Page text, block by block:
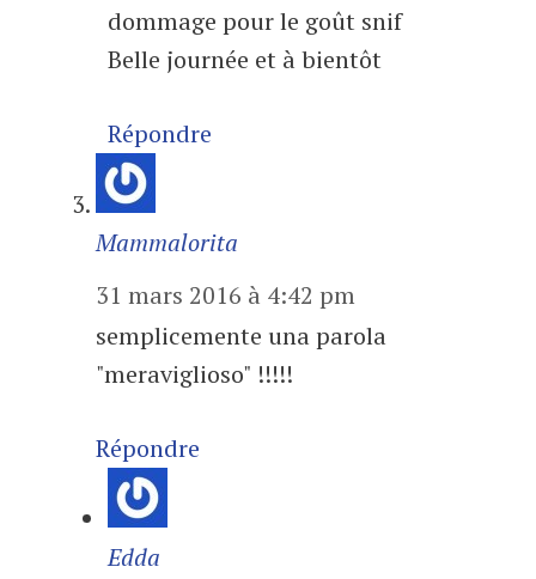
dommage pour le goût snif
Belle journée et à bientôt
Répondre
Mammalorita
31 mars 2016 à 4:42 pm
semplicemente una parola
"meraviglioso" !!!!!
Répondre
Edda